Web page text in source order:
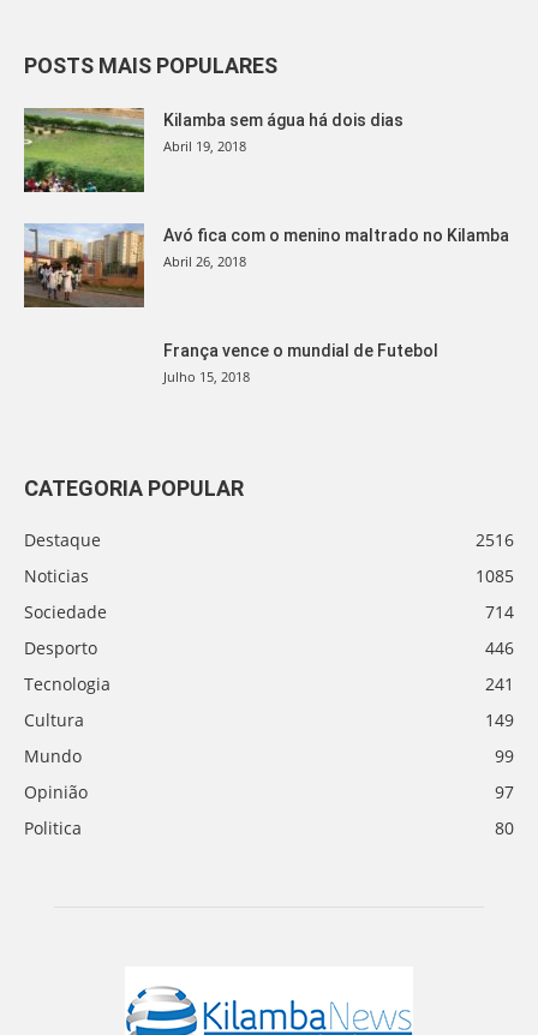
POSTS MAIS POPULARES
Kilamba sem água há dois dias
Abril 19, 2018
Avó fica com o menino maltrado no Kilamba
Abril 26, 2018
França vence o mundial de Futebol
Julho 15, 2018
CATEGORIA POPULAR
Destaque
2516
Noticias
1085
Sociedade
714
Desporto
446
Tecnologia
241
Cultura
149
Mundo
99
Opinião
97
Politica
80